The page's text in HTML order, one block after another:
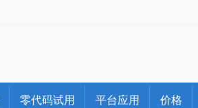
零代码试用 平台应用 价格